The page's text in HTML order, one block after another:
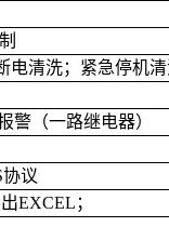
电清洗；紧急停机
警（一路继电器）
协议
EXCEL ；